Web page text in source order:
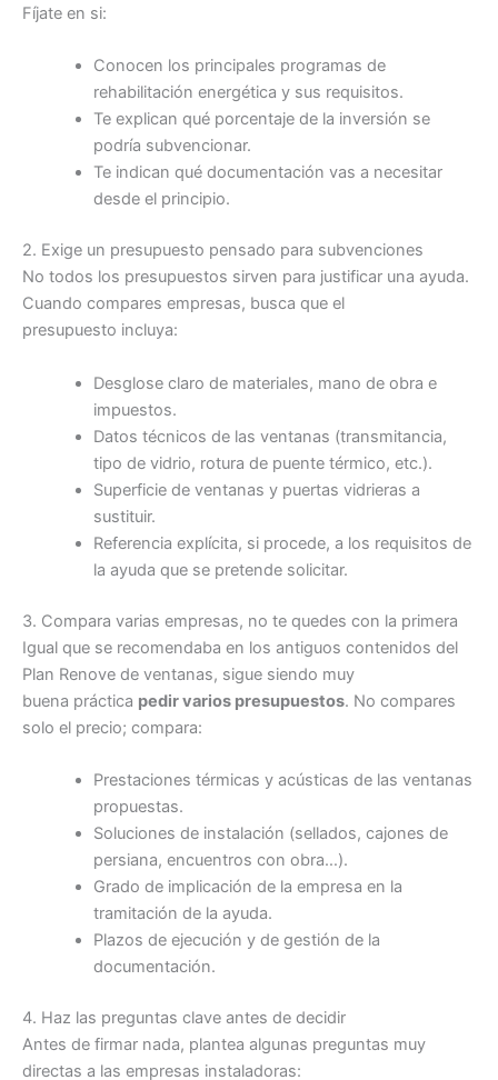
Fíjate en si:
Conocen los principales programas de
rehabilitación energética y sus requisitos.
Te explican qué porcentaje de la inversión se
podría subvencionar.
Te indican qué documentación vas a necesitar
desde el principio.
2. Exige un presupuesto pensado para subvenciones
No todos los presupuestos sirven para justificar una ayuda.
Cuando compares empresas, busca que el
presupuesto incluya:
Desglose claro de materiales, mano de obra e
impuestos.
Datos técnicos de las ventanas (transmitancia,
tipo de vidrio, rotura de puente térmico, etc.).
Superficie de ventanas y puertas vidrieras a
sustituir.
Referencia explícita, si procede, a los requisitos de
la ayuda que se pretende solicitar.
3. Compara varias empresas, no te quedes con la primera
Igual que se recomendaba en los antiguos contenidos del
Plan Renove de ventanas, sigue siendo muy
buena práctica pedir varios presupuestos. No compares
solo el precio; compara:
Prestaciones térmicas y acústicas de las ventanas
propuestas.
Soluciones de instalación (sellados, cajones de
persiana, encuentros con obra…).
Grado de implicación de la empresa en la
tramitación de la ayuda.
Plazos de ejecución y de gestión de la
documentación.
4. Haz las preguntas clave antes de decidir
Antes de firmar nada, plantea algunas preguntas muy
directas a las empresas instaladoras: